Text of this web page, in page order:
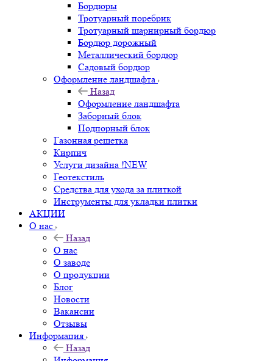
Бордюры
Тротуарный поребрик
Тротуарный шарнирный бордюр
Бордюр дорожный
Металлический бордюр
Садовый бордюр
Оформление ландшафта
Назад
Оформление ландшафта
Заборный блок
Подпорный блок
Газонная решетка
Кирпич
Услуги дизайна !NEW
Геотекстиль
Средства для ухода за плиткой
Инструменты для укладки плитки
АКЦИИ
О нас
Назад
О нас
О заводе
О продукции
Блог
Новости
Вакансии
Отзывы
Информация
Назад